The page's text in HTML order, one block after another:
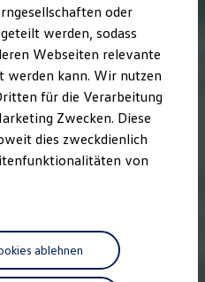
der Elektrofahrzeuge
für Privatkunden
für Gewerbekunden
Ratgeber
Zubehör
oder
werden, sodass
Webseiten relevante
werden kann. Wir nutzen
für die Verarbeitung
Zwecken. Diese
dies zweckdienlich
von
ablehnen